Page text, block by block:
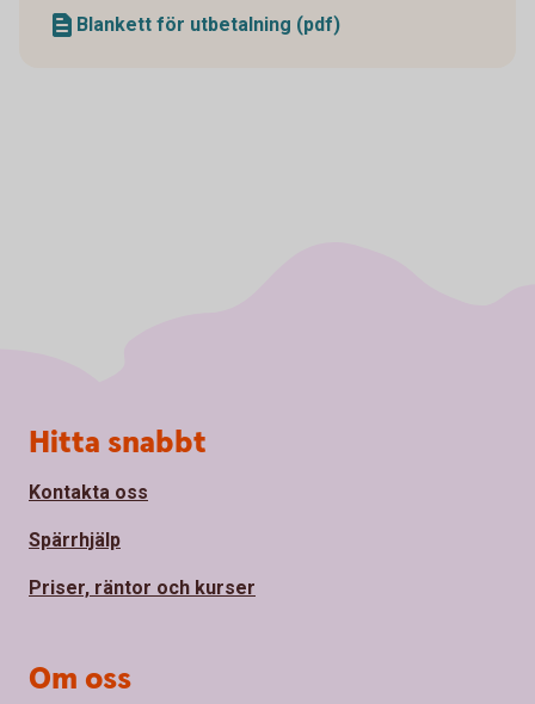
Blankett för utbetalning (pdf)
Sidfot
Hitta snabbt
Kontakta oss
Spärrhjälp
Priser, räntor och kurser
Om oss